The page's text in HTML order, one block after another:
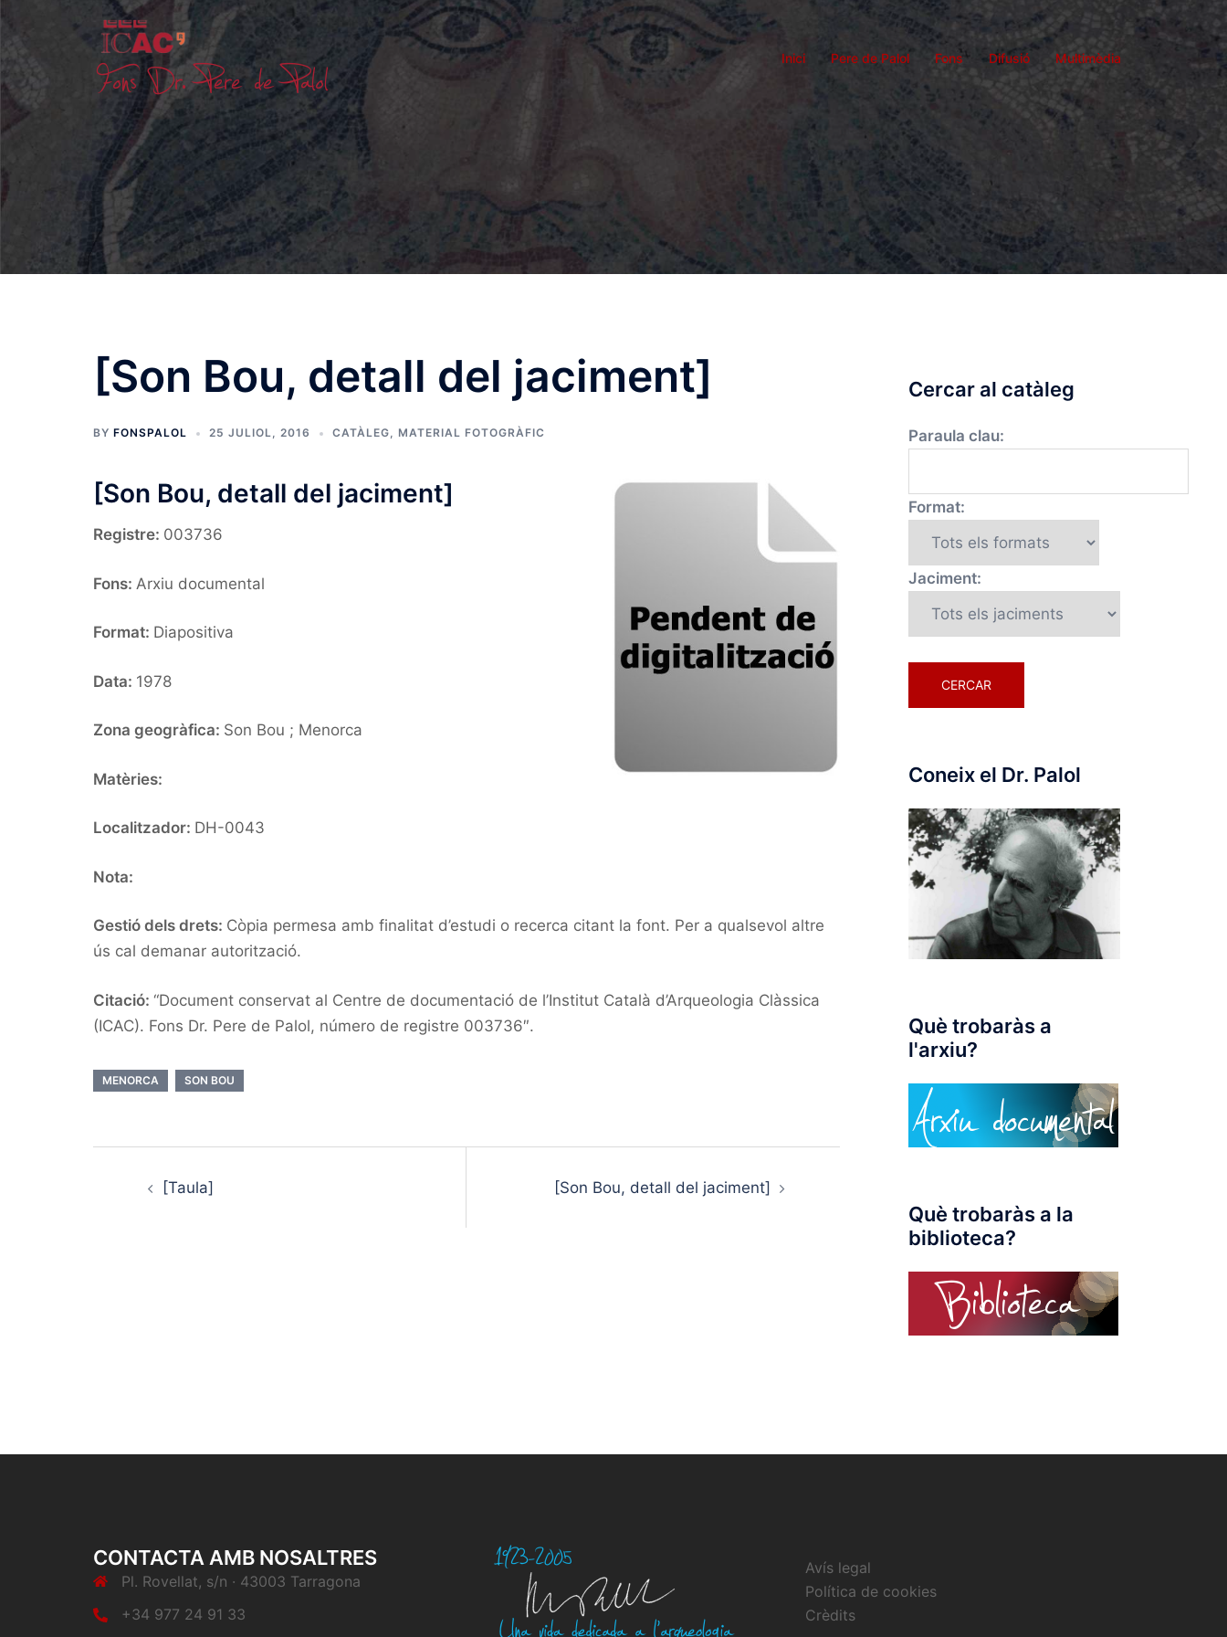
to
content
Inici Pere de Palol Fons Difusió Multimèdia
[Son Bou, detall del jaciment]
BY FONSPALOL 25 JULIOL, 2016 CATÀLEG, MATERIAL FOTOGRÀFIC
[Son Bou, detall del jaciment]
Registre: 003736
Fons: Arxiu documental
Format: Diapositiva
Data: 1978
Zona geogràfica: Son Bou ; Menorca
Matèries:
Localitzador: DH-0043
Nota:
Gestió dels drets: Còpia permesa amb finalitat d’estudi o recerca citant la font. Per a qualsevol altre
ús cal demanar autorització.
Citació: “Document conservat al Centre de documentació de l’Institut Català d’Arqueologia Clàssica
(ICAC). Fons Dr. Pere de Palol, número de registre 003736″.
MENORCA SON BOU
navigation
[Taula] [Son Bou, detall del jaciment]
Cercar al catàleg
Paraula clau:
Format:
Jaciment:
Coneix el Dr. Palol
Què trobaràs a
l'arxiu?
Què trobaràs a la
biblioteca?
CONTACTA AMB NOSALTRES
Pl. Rovellat, s/n · 43003 Tarragona
+34 977 24 91 33
Avís legal
Política de cookies
Crèdits